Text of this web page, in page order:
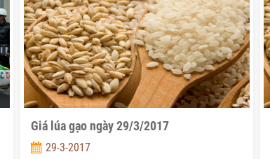
Giá lúa gạo ngày 29/3/2017
29-3-2017